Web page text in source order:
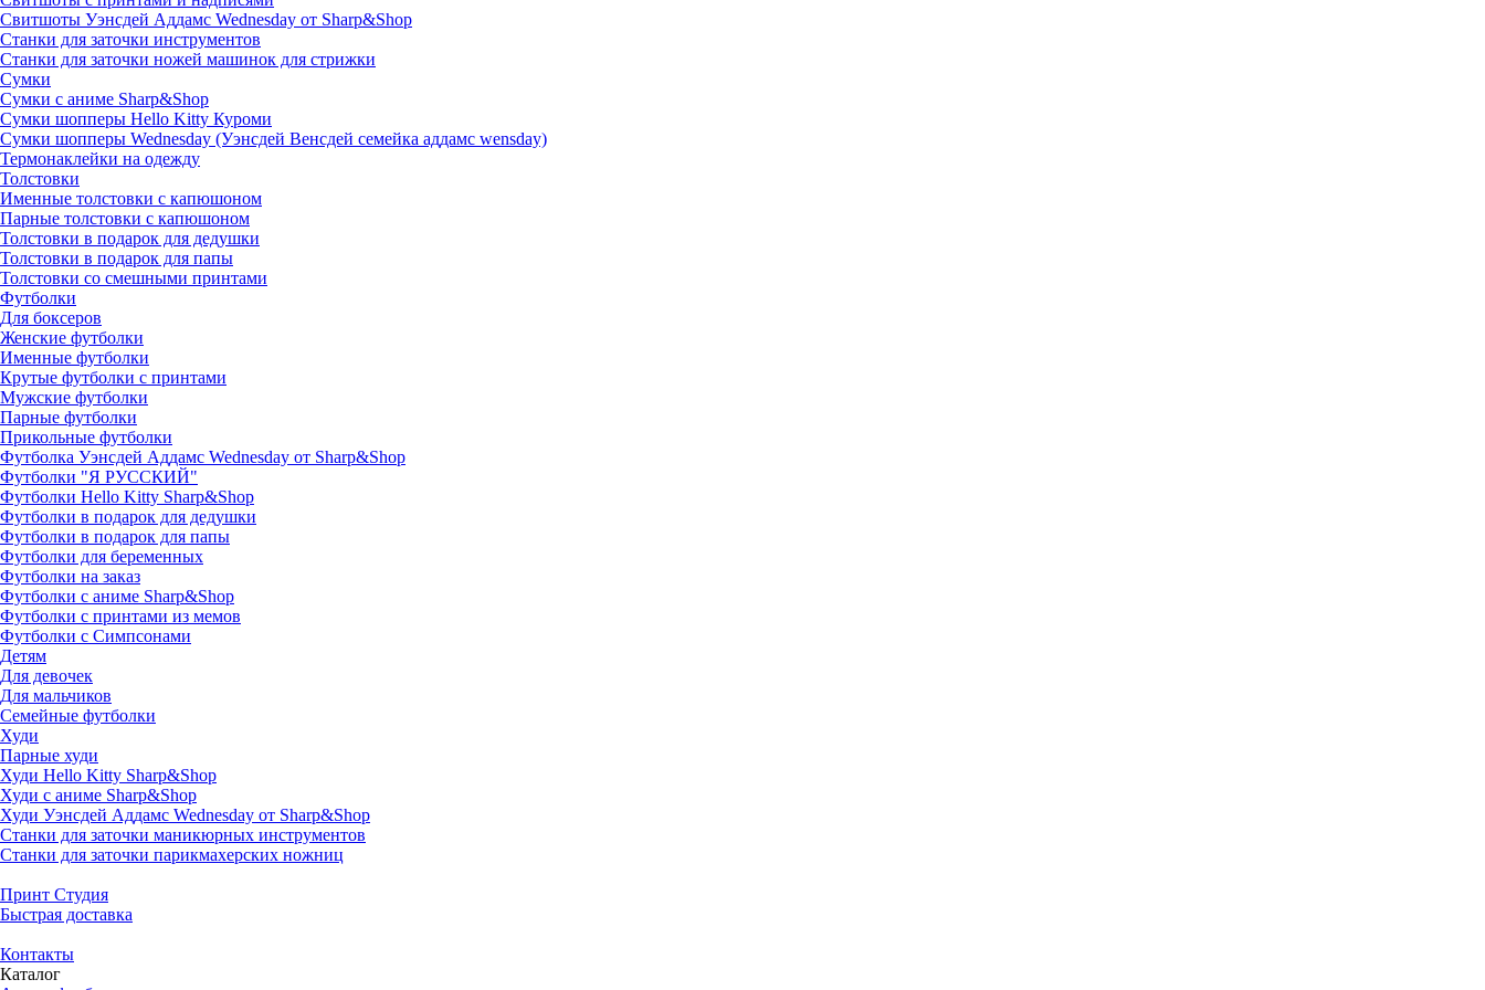
Свитшоты Уэнсдей Аддамс Wednesday от Sharp&Shop
Станки для заточки инструментов
Станки для заточки ножей машинок для стрижки
Сумки
Сумки с аниме Sharp&Shop
Сумки шопперы Hello Kitty Куроми
Сумки шопперы Wednesday (Уэнсдей Венсдей семейка аддамс wensday)
Термонаклейки на одежду
Толстовки
Именные толстовки с капюшоном
Парные толстовки с капюшоном
Толстовки в подарок для дедушки
Толстовки в подарок для папы
Толстовки со смешными принтами
Футболки
Для боксеров
Женские футболки
Именные футболки
Крутые футболки с принтами
Мужские футболки
Парные футболки
Прикольные футболки
Футболка Уэнсдей Аддамс Wednesday от Sharp&Shop
Футболки "Я РУССКИЙ"
Футболки Hello Kitty Sharp&Shop
Футболки в подарок для дедушки
Футболки в подарок для папы
Футболки для беременных
Футболки на заказ
Футболки с аниме Sharp&Shop
Футболки с принтами из мемов
Футболки с Симпсонами
Детям
Для девочек
Для мальчиков
Семейные футболки
Худи
Парные худи
Худи Hello Kitty Sharp&Shop
Худи с аниме Sharp&Shop
Худи Уэнсдей Аддамс Wednesday от Sharp&Shop
Станки для заточки маникюрных инструментов
Станки для заточки парикмахерских ножниц
Принт Студия
Быстрая доставка
Контакты
Каталог